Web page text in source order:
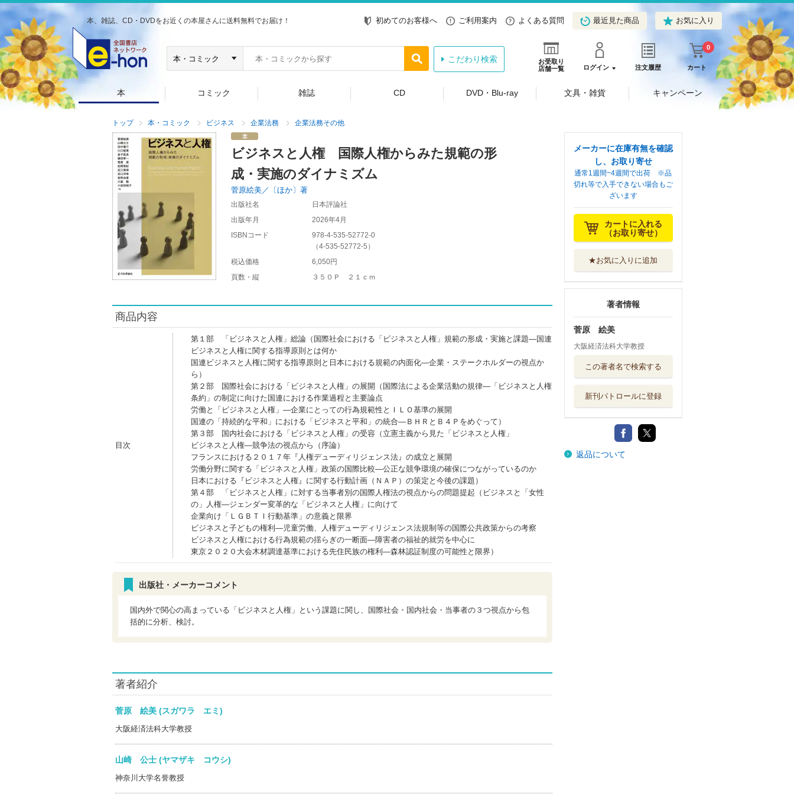
本、雑誌、CD・DVDをお近くの本屋さんに送料無料でお届け！ 初めてのお客様へ ご利用案内 よくある質問 最近見た商品 お気に入り
お受取り
店舗一覧
ログイン 注文履歴 カート
0
こだわり検索
本 コミック 雑誌 CD DVD・Blu-ray 文具・雑貨 キャンペーン
トップ 本・コミック ビジネス 企業法務 企業法務その他
ビジネスと人権 国際人権からみた規範の形
成・実施のダイナミズム
菅原絵美／〔ほか〕著
出版社名
日本評論社
出版年月
2026年4月
ISBNコード
978-4-535-52772-0
（4-535-52772-5 ）
税込価格
6,050円
頁数・縦
３５０Ｐ ２１ｃｍ
商品内容
目次
第１部 「ビジネスと人権」総論（国際社会における「ビジネスと人権」規範の形成・実施と課題―国連
ビジネスと人権に関する指導原則とは何か
国連ビジネスと人権に関する指導原則と日本における規範の内面化―企業・ステークホルダーの視点か
ら）
第２部 国際社会における「ビジネスと人権」の展開（国際法による企業活動の規律―「ビジネスと人権
条約」の制定に向けた国連における作業過程と主要論点
労働と「ビジネスと人権」―企業にとっての行為規範性とＩＬＯ基準の展開
国連の「持続的な平和」における「ビジネスと平和」の統合―ＢＨＲとＢ４Ｐをめぐって）
第３部 国内社会における「ビジネスと人権」の受容（立憲主義から見た「ビジネスと人権」
ビジネスと人権―競争法の視点から（序論）
フランスにおける２０１７年『人権デューディリジェンス法』の成立と展開
労働分野に関する「ビジネスと人権」政策の国際比較―公正な競争環境の確保につながっているのか
日本における『ビジネスと人権』に関する行動計画（ＮＡＰ）の策定と今後の課題）
第４部 「ビジネスと人権」に対する当事者別の国際人権法の視点からの問題提起（ビジネスと「女性
の」人権―ジェンダー変革的な「ビジネスと人権」に向けて
企業向け「ＬＧＢＴＩ行動基準」の意義と限界
ビジネスと子どもの権利―児童労働、人権デューディリジェンス法規制等の国際公共政策からの考察
ビジネスと人権における行為規範の揺らぎの一断面―障害者の福祉的就労を中心に
東京２０２０大会木材調達基準における先住民族の権利―森林認証制度の可能性と限界）
出版社・メーカーコメント
国内外で関心の高まっている「ビジネスと人権」という課題に関し、国際社会・国内社会・当事者の３つ視点から包
括的に分析、検討。
著者紹介
菅原 絵美 (スガワラ エミ)
大阪経済法科大学教授
山崎 公士 (ヤマザキ コウシ)
神奈川大学名誉教授
メーカーに在庫有無を確認
し、お取り寄せ
通常1週間~4週間で出荷 ※品
切れ等で入手できない場合もご
ざいます
カートに入れる
（お取り寄せ）
★お気に入りに追加
著者情報
菅原 絵美
大阪経済法科大学教授
この著者名で検索する
新刊パトロールに登録
返品について